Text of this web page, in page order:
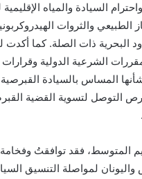
السيادة والمياه الإقليمية
الطبيعي والثروات
البحرية ذات الصلة. كما
الشرعية الدولية
المساس بالسيادة
التوصل لتسوية القضية
المتوسط، فقد توافقتُ
واليونان لمواصلة التنسيق